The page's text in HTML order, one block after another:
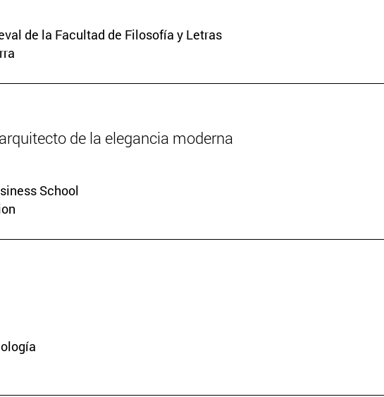
de la Facultad de Filosofía y Letras
de la elegancia moderna
School